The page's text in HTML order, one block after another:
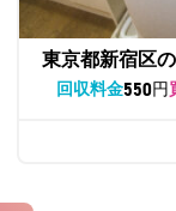
東京都新宿区
回収料金550円